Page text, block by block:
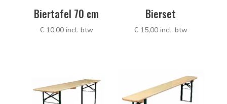
Biertafel 70 cm
€10,00 incl. btw
Bierset
€ 15,00 incl. btw